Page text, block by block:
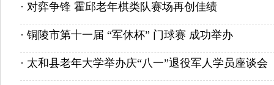
· 对弈争锋 霍邱老年棋类队赛场再创佳绩
· 铜陵市第十一届 “军休杯” 门球赛 成功举办
· 太和县老年大学举办庆“八一”退役军人学员座谈会